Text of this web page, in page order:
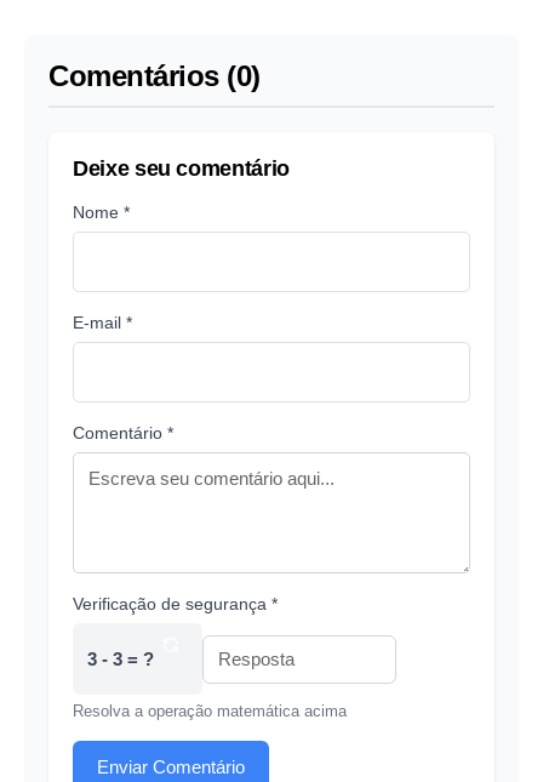
Comentários (0)
Deixe seu comentário
Nome *
E-mail *
Comentário *
Verificação de segurança *
3 - 3 = ?
Resolva a operação matemática acima
Enviar Comentário